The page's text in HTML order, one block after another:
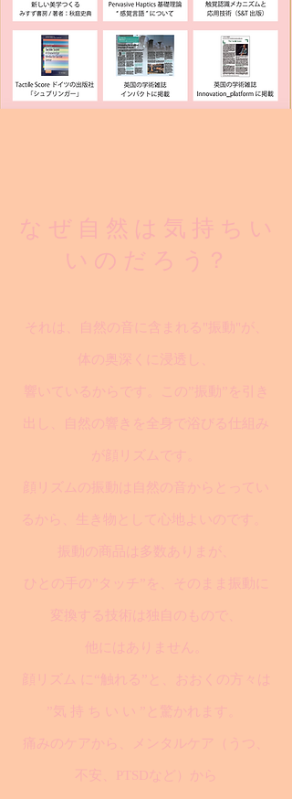
な ぜ 自 然 は 気 持 ち い
い の だ ろ う？
それは、自然の音に含まれる"振動"が、
体の奥深くに浸透し、
響いているからです。この”振動”を引き
出し、自然の響きを全身で浴びる仕組み
が顔リズムです。
顔リズムの振動は自然の音からとってい
るから、生き物として心地よいのです。
振動の商品は多数ありまが、
ひとの手の”タッチ”を、そのまま振動に
変換する技術は独自のもので、
他にはありません。
顔リズム に“触れる”と、おおくの方々は
”気 持 ち い い ”と驚かれます。
痛みのケアから、メンタルケア（うつ、
不安、PTSDなど）から